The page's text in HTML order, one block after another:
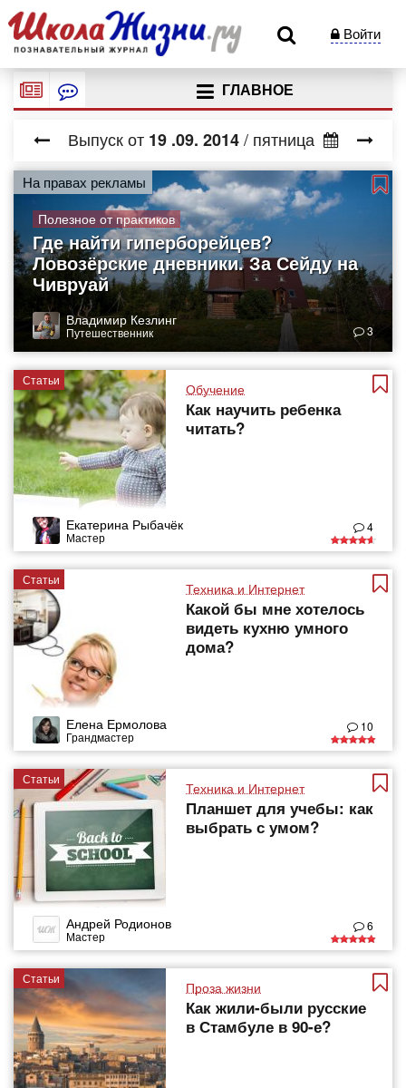
Войти
ГЛАВНОЕ
Выпуск от 19 .09. 2014 / пятница
На правах рекламы
Полезное от практиков
Где найти гиперборейцев?
Ловозёрские дневники. За Сейду на
Чивруай
Владимир Кезлинг
Путешественник 3
Статьи
Обучение
Как научить ребенка
читать?
Екатерина Рыбачёк
Мастер
4
Статьи
Техника и Интернет
Какой бы мне хотелось
видеть кухню умного
дома?
Елена Ермолова
Грандмастер
10
Статьи
Техника и Интернет
Планшет для учебы: как
выбрать с умом?
Андрей Родионов
Мастер
6
Статьи
Проза жизни
Как жили-были русские
в Стамбуле в 90-е?